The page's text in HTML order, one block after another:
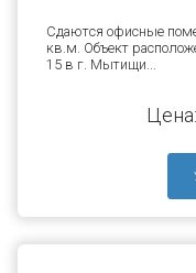
Сдаются офисные
кв.м. Объект
15 в г. Мытищи...